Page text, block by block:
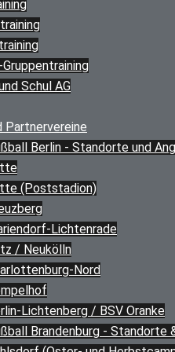
Schul AG
Partnervereine
Berlin - Standorte und
(Poststadion)
Lichtenrade
/ Neukölln
Nord
Lichtenberg / BSV Oranke
Brandenburg - Standorte